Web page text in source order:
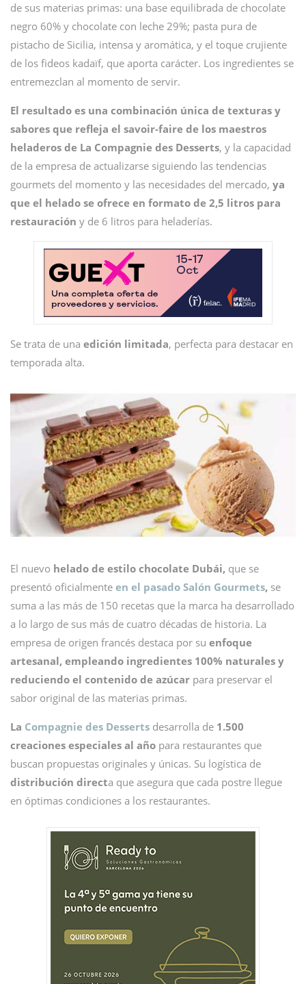
de sus materias primas: una base equilibrada de chocolate
negro 60% y chocolate con leche 29%; pasta pura de
pistacho de Sicilia, intensa y aromática, y el toque crujiente
de los fideos kadaïf, que aporta carácter. Los ingredientes se
entremezclan al momento de servir.
El resultado es una combinación única de texturas y
sabores que refleja el savoir-faire de los maestros
heladeros de La Compagnie des Desserts, y la capacidad
de la empresa de actualizarse siguiendo las tendencias
gourmets del momento y las necesidades del mercado, ya
que el helado se ofrece en formato de 2,5 litros para
restauración y de 6 litros para heladerías.
Se trata de una edición limitada, perfecta para destacar en
temporada alta.
El nuevo helado de estilo chocolate Dubái, que se
presentó oficialmente en el pasado Salón Gourmets, se
suma a las más de 150 recetas que la marca ha desarrollado
a lo largo de sus más de cuatro décadas de historia. La
empresa de origen francés destaca por su enfoque
artesanal, empleando ingredientes 100% naturales y
reduciendo el contenido de azúcar para preservar el
sabor original de las materias primas.
La Compagnie des Desserts desarrolla de 1.500
creaciones especiales al año para restaurantes que
buscan propuestas originales y únicas. Su logística de
distribución directa que asegura que cada postre llegue
en óptimas condiciones a los restaurantes.